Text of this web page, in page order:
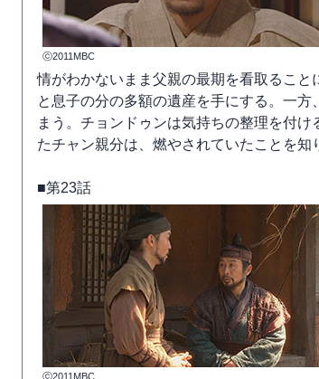
ⓒ2011MBC
情がわかないまま父親の最期を看取るこ
と息子の分の多額の遺産を手にする。一
まう。チョンドゥンは気持ちの整理を付
たチャン親分は、燃やされていたことを知
■第23話
ⓒ2011MBC